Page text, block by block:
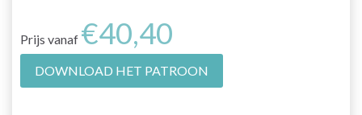
Prijs vanaf €40,40
DOWNLOAD HET PATROON